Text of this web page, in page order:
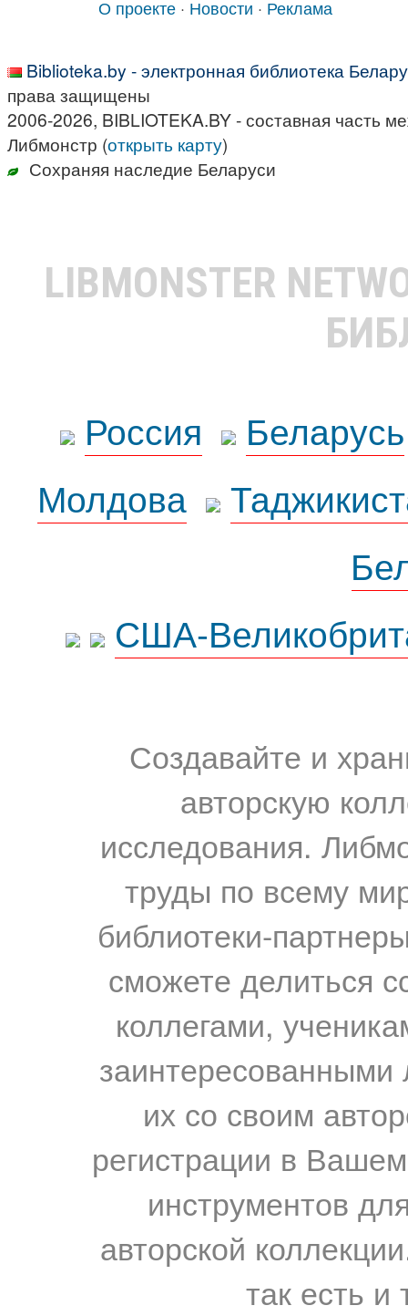
О проекте · Новости · Реклама
Biblioteka.by - электронная библиотека
права защищены
2006-2026, BIBLIOTEKA.BY - составная часть
Либмонстр (открыть карту)
Сохраняя наследие Беларуси
LIBMONSTER
Россия
Беларусь
Молдова
США-
Создавайте и
авторскую
исследования.
труды по всему
библиотеки-
сможете делиться
коллегами,
их со своим
регистрации в
инструментов
авторской
так есть и